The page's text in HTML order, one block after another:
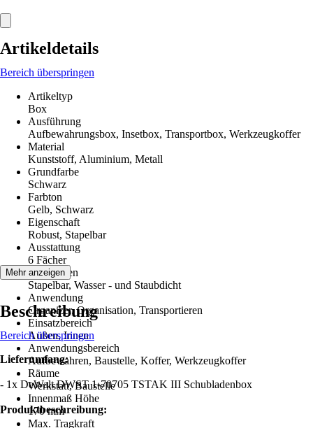
Artikeldetails
Bereich überspringen
Artikeltyp
Box
Ausführung
Aufbewahrungsbox, Insetbox, Transportbox, Werkzeugkoffer
Material
Kunststoff, Aluminium, Metall
Grundfarbe
Schwarz
Farbton
Gelb, Schwarz
Eigenschaft
Robust, Stapelbar
Ausstattung
6 Fächer
Funktionen
Stapelbar, Wasser - und Staubdicht
Anwendung
Organizer, Organisation, Transportieren
Einsatzbereich
Außen, Innen
Anwendungsbereich
Aufbewahren, Baustelle, Koffer, Werkzeugkoffer
Räume
Werkstatt, Baustelle
Innenmaß Höhe
170 mm
Max. Tragkraft
Mehr anzeigen
Beschreibung
Bereich überspringen
Lieferumfang:
- 1x DeWalt DWST 1-70705 TSTAK III Schubladenbox
Produktbeschreibung: